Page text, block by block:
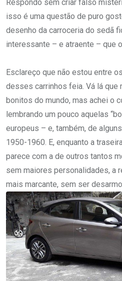
Respondo sem criar falso
isso é uma questão de puro
desenho da carroceria do sedã
interessante – e atraente – que
Esclareço que não estou entre
desses carrinhos feia. Vá lá que
bonitos do mundo, mas achei o
lembrando um pouco aquelas
europeus – e, também, de
1950-1960. E, enquanto a
parece com a de outros tantos
sem maiores personalidades, a
mais marcante, sem ser